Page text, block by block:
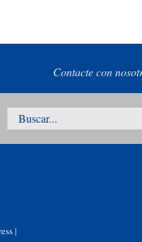
Contacte con
Buscar:
|